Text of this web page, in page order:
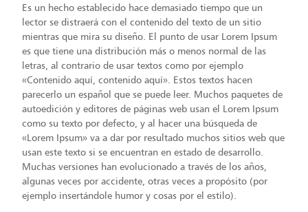
Es un hecho establecido hace demasiado tiempo que un
lector se distraerá con el contenido del texto de un sitio
mientras que mira su diseño. El punto de usar Lorem Ipsum
es que tiene una distribución más o menos normal de las
letras, al contrario de usar textos como por ejemplo
«Contenido aquí, contenido aquí». Estos textos hacen
parecerlo un español que se puede leer. Muchos paquetes de
autoedición y editores de páginas web usan el Lorem Ipsum
como su texto por defecto, y al hacer una búsqueda de
«Lorem Ipsum» va a dar por resultado muchos sitios web que
usan este texto si se encuentran en estado de desarrollo.
Muchas versiones han evolucionado a través de los años,
algunas veces por accidente, otras veces a propósito (por
ejemplo insertándole humor y cosas por el estilo).